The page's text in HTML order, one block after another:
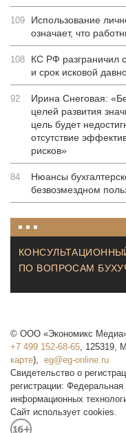
109
Использование
означает, что
108
КС РФ разграничил
и срок исковой
92
Ирина Снеговая:
целей развития
цель будет
отсутствие
рисков»
84
Нюансы
безвозмездном
ПО ВОПРОСАМ
© ООО «Экономикс
+7 499 152-68-65, 125319,
карте),
Свидетельство о
регистрации:
информационных
Сайт использует cookies.